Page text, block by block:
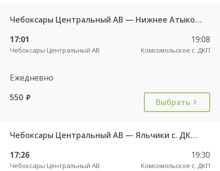
Чебоксары Центральный АВ — Нижнее Атыково д. 735
17:01
Чебоксары Центральный АВ
19:08
Комсомольское с. ДКП
Ежедневно
550 руб. Выбрать
Чебоксары Центральный АВ — Яльчики с. ДКП 534
17:26
Чебоксары Центральный АВ
19:30
Комсомольское с. ДКП